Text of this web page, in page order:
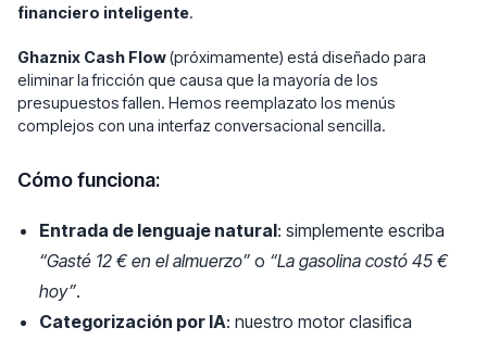
financiero inteligente.
Ghaznix Cash Flow(próximamente) está diseñado para
eliminar la fricción que causa que la mayoría de los
presupuestos fallen. Hemos reemplazato los menús
complejos con una interfaz conversacional sencilla.
Cómo funciona:
Entrada de lenguaje natural: simplemente escriba
“Gasté 12 € en el almuerzo” o “La gasolina costó 45 €
hoy”.
Categorización por IA: nuestro motor clasifica